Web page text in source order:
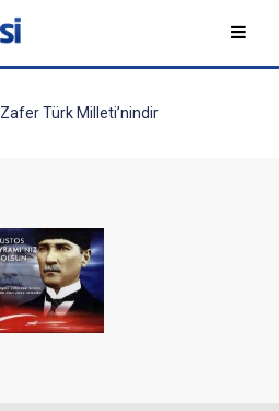
Zafer Türk Milleti’nindir